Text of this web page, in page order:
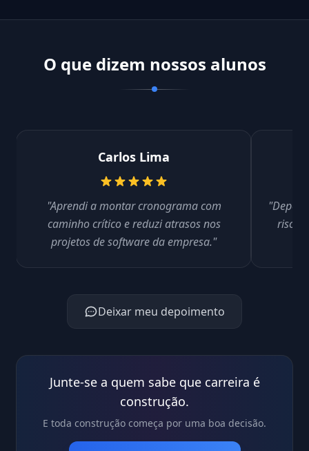
O que dizem nossos alunos
Carlos Lima
"Aprendi a montar cronograma com
caminho crítico e reduzi atrasos nos
projetos de software da empresa."
riscos
Deixar meu depoimento
Junte-se a quem sabe que carreira é
construção.
E toda construção começa por uma boa decisão.